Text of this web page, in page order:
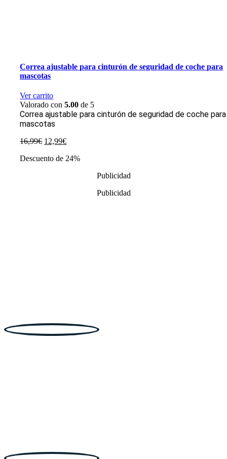
Correa ajustable para cinturón de seguridad de coche para
mascotas
Ver carrito
Valorado con5.00 de 5
Correa ajustable para cinturón de seguridad de coche para
mascotas
16,99€ El
original
12,99€El
actual
Descuento de 24%
Publicidad
Publicidad